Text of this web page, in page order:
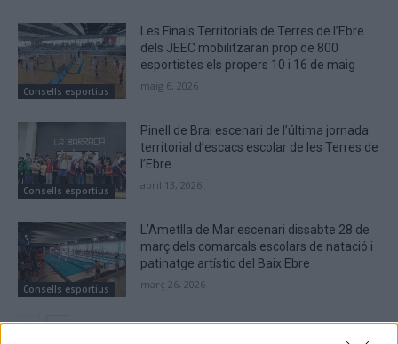
Consells esportius
Les Finals Territorials de Terres de l’Ebre
dels JEEC mobilitzaran prop de 800
esportistes els propers 10 i 16 de maig
maig 6, 2026
Consells esportius
Pinell de Brai escenari de l’última jornada
territorial d’escacs escolar de les Terres de
l’Ebre
abril 13, 2026
Consells esportius
L’Ametlla de Mar escenari dissabte 28 de
març dels comarcals escolars de natació i
patinatge artístic del Baix Ebre
març 26, 2026